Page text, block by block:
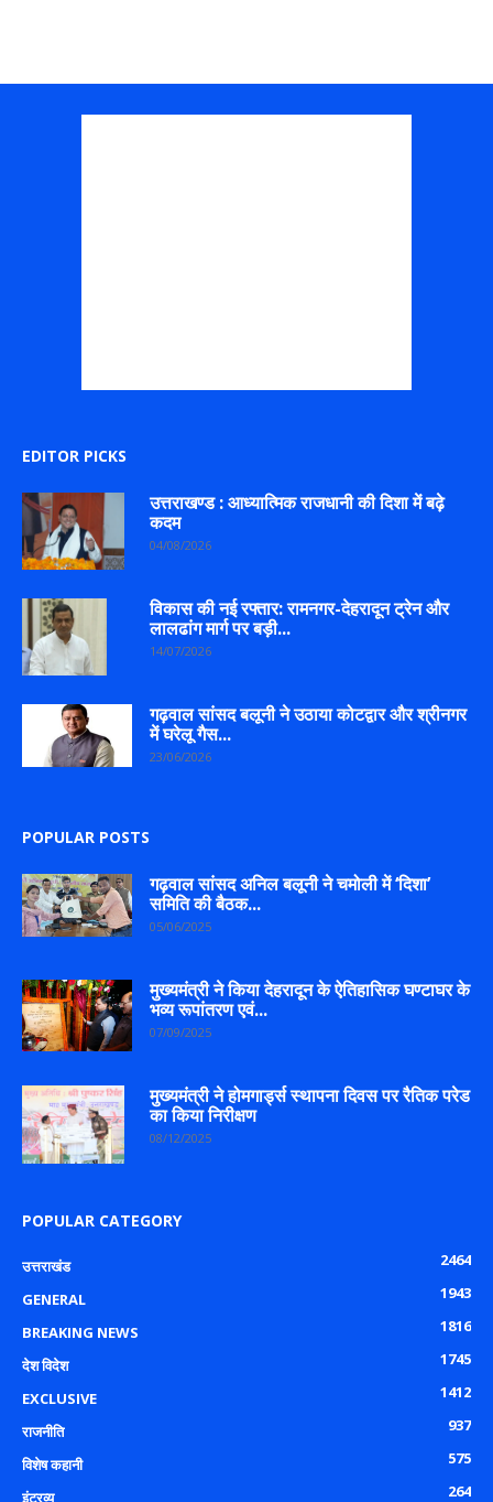
EDITOR PICKS
उत्तराखण्ड : आध्यात्मिक राजधानी की दिशा में बढ़े
कदम
04/08/2026
विकास की नई रफ्तार: रामनगर-देहरादून ट्रेन और
लालढांग मार्ग पर बड़ी...
14/07/2026
गढ़वाल सांसद बलूनी ने उठाया कोटद्वार और श्रीनगर
में घरेलू गैस...
23/06/2026
POPULAR POSTS
गढ़वाल सांसद अनिल बलूनी ने चमोली में ‘दिशा’
समिति की बैठक...
05/06/2025
मुख्यमंत्री ने किया देहरादून के ऐतिहासिक घण्टाघर के
भव्य रूपांतरण एवं...
07/09/2025
मुख्यमंत्री ने होमगार्ड्स स्थापना दिवस पर रैतिक परेड
का किया निरीक्षण
08/12/2025
POPULAR CATEGORY
उत्तराखंड
2464
GENERAL
1943
BREAKING NEWS
1816
देश विदेश
1745
EXCLUSIVE
1412
राजनीति
937
विशेष कहानी
575
264